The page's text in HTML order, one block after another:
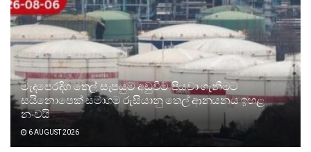
මැදපෙරදිග තෙල් සැපයුම අඩුවීම පියවා ගැනීමට
සයිනොපෙක් සමාගම රුසියානු තෙල් ආනයනය ඉහළ
නංවයි
6 AUGUST 2026